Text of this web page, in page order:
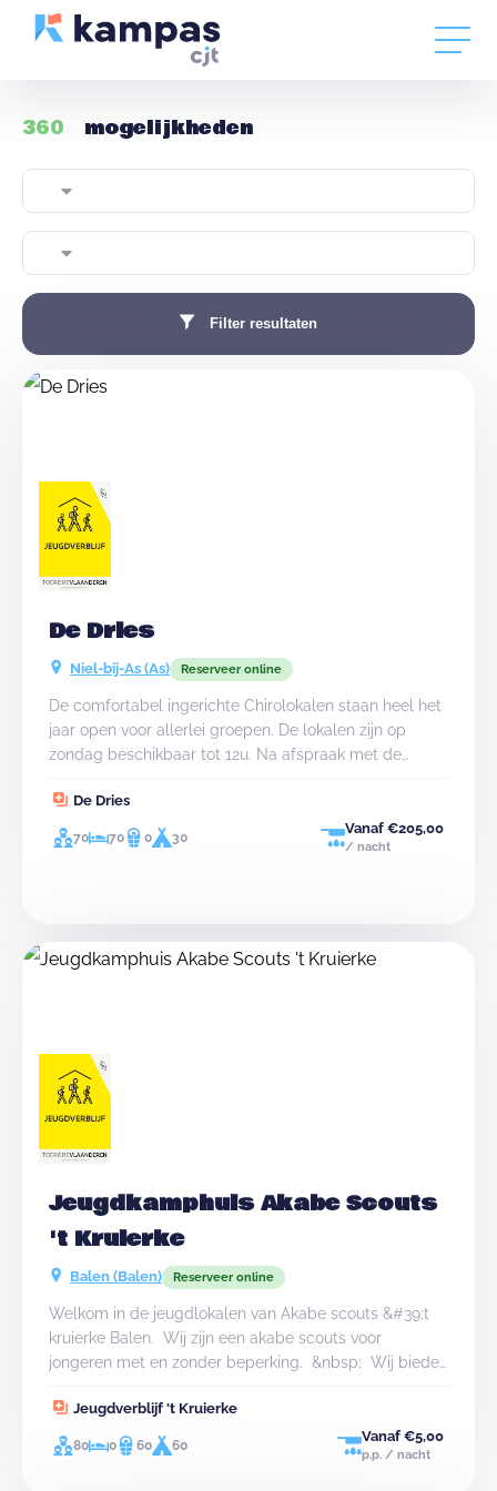
360 mogelijkheden
Filter resultaten
De Dries
Niel-bij-As (As) Reserveer online
De comfortabel ingerichte Chirolokalen staan heel het
jaar open voor allerlei groepen. De lokalen zijn op
zondag beschikbaar tot 12u. Na afspraak met de
de dag vertrekken.
De Dries
70 70 0 30
Vanaf €205,00
/ nacht
Jeugdkamphuis Akabe Scouts
't Kruierke
Balen (Balen) Reserveer online
Welkom in de jeugdlokalen van Akabe scouts &#39;t
kruierke Balen. Wij zijn een akabe scouts voor
jongeren met en zonder beperking. &nbsp; Wij bieden
groepen tot 60 personen. verder kan je ons lokaal ook
huren voor vergaderingen met overnachting of feestjes
tot 170p zittend.
Jeugdverblijf 't Kruierke
80 0 60 60
Vanaf €5,00
p.p. / nacht